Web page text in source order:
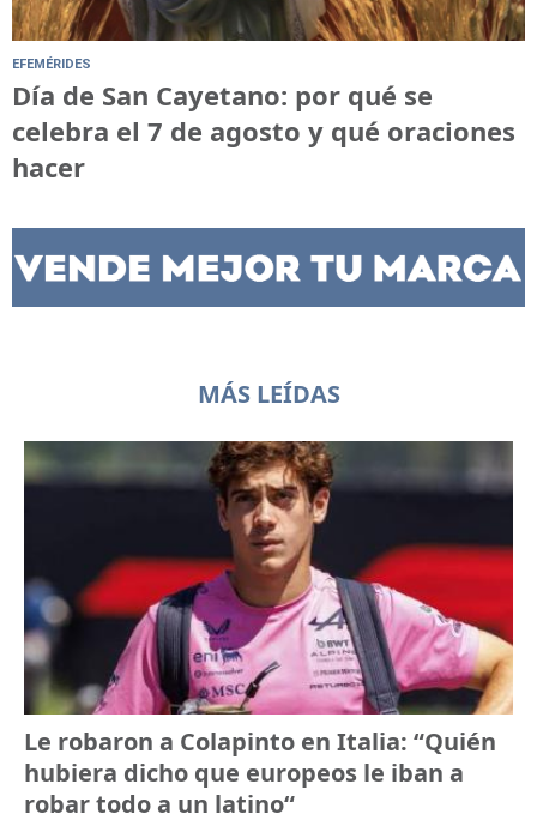
EFEMÉRIDES
Día de San Cayetano: por qué se
celebra el 7 de agosto y qué oraciones
hacer
MÁS LEÍDAS
Le robaron a Colapinto en Italia: “Quién
hubiera dicho que europeos le iban a
robar todo a un latino“